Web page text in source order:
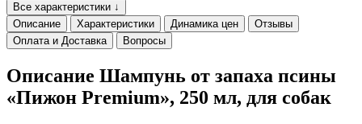
Все характеристики ↓
Описание
Характеристики Динамика цен
Отзывы
Оплата и Доставка
Вопросы
Описание Шампунь от запаха псины
«Пижон Premium», 250 мл, для собак